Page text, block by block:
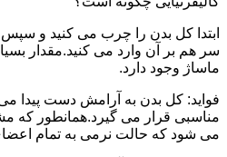
ابتدا کل بدن را چرب می کنید و
سر هم بر آن وارد می کنید.مقدار
ماساژ وجود دارد.
فواید: کل بدن به آرامش دست پیدا
مناسبی قرار می گیرد.همانطور که
می شود که حالت نرمی به تمام